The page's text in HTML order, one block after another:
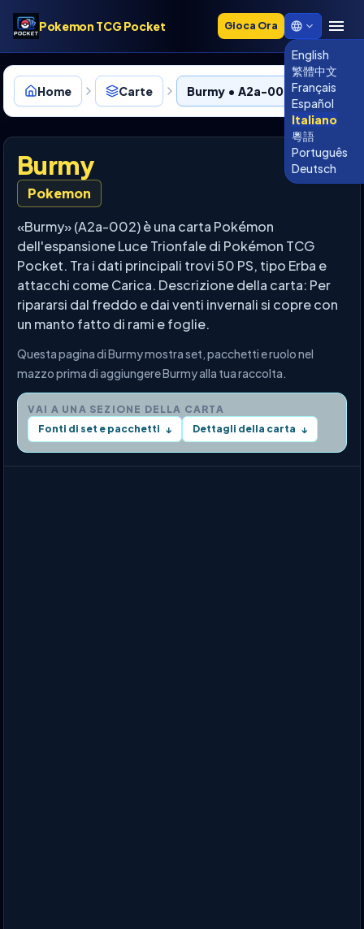
Pokemon TCG Pocket Gioca Ora
English
繁體中文
Français
Español
Italiano
粵語
Português
Deutsch
Home Carte Burmy • A2a-002
Burmy
Pokemon
«Burmy» (A2a-002) è una carta Pokémon
dell'espansione Luce Trionfale di Pokémon TCG
Pocket. Tra i dati principali trovi 50 PS, tipo Erba e
attacchi come Carica. Descrizione della carta: Per
ripararsi dal freddo e dai venti invernali si copre con
un manto fatto di rami e foglie.
Questa pagina di Burmy mostra set, pacchetti e ruolo nel
mazzo prima di aggiungere Burmy alla tua raccolta.
VAI A UNA SEZIONE DELLA CARTA
Fonti di set e pacchetti ↓ Dettagli della carta ↓